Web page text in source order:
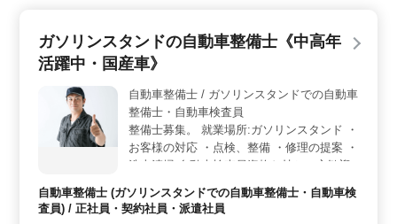
なめで、家族や趣味との時間も大切にできます。休日も
充実し、リフレッシュできる環境が整っています。
＜給与・福利厚生＞ 給与は年収350万〜480万円、時給
1,000円〜1,500円程度です。社会保険完備、通勤手当実
費支給など、働きながら安心して生活できる待遇が整っ
ています。また、スキルアップやキャリア形成のための
支援制度も充実しています。
ガソリンスタンドの自動車整備士《中高年
活躍中・国産車》
自動車整備士 / ガソリンスタンドでの自動車
整備士・自動車検査員
整備士募集。 就業場所:ガソリンスタンド ・
お客様の対応 ・点検、整備 ・修理の提案 ・
洗車清掃 自動車検査員資格お持ちの方歓迎
自動車整備士 (ガソリンスタンドでの自動車整備士・自動車検
査員) / 正社員・契約社員・派遣社員